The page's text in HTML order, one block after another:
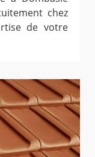
chez
de votre